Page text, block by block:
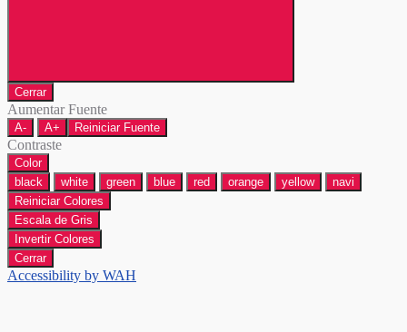
Cerrar
Aumentar Fuente
A- A+ Reiniciar Fuente
Contraste
Color
black
white green blue red orange yellow
navi
Reiniciar Colores
Escala de Gris
Invertir Colores
Cerrar
Accessibility by WAH